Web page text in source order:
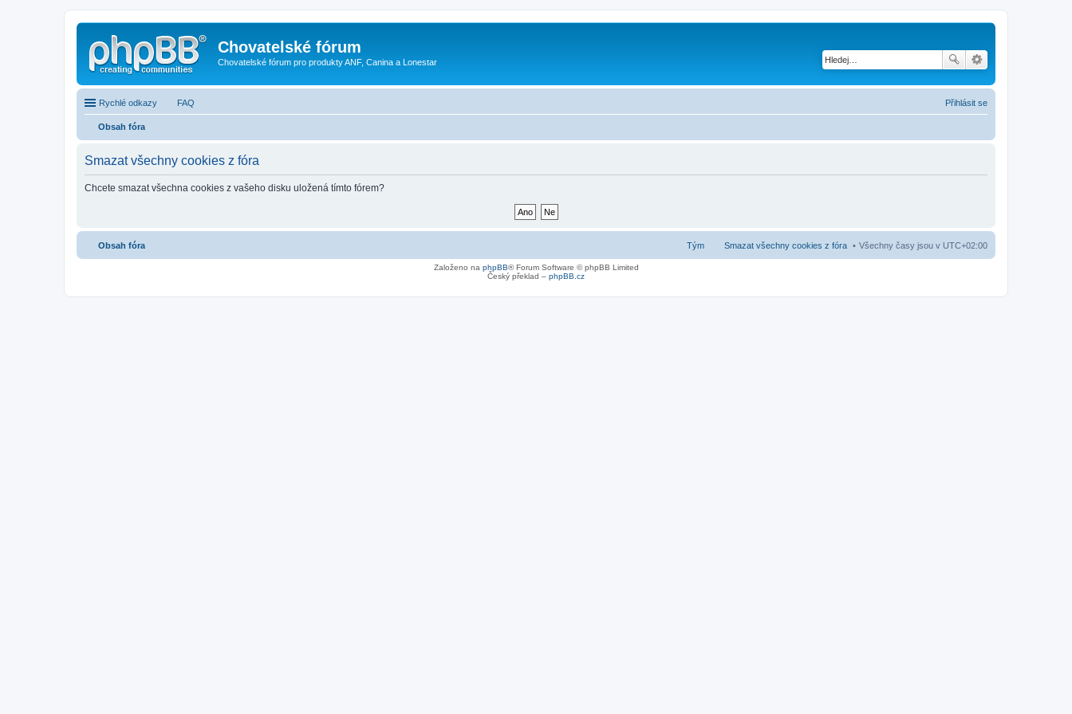
Chovatelské fórum
Chovatelské fórum pro produkty ANF, Canina a Lonestar
Rychlé odkazy FAQ Přihlásit se
Obsah fóra
Smazat všechny cookies z fóra
Chcete smazat všechna cookies z vašeho disku uložená tímto fórem?
Obsah fóra Všechny časy jsou v UTC+02:00
Smazat všechny cookies z fóra
Tým
Založeno na phpBB® Forum Software © phpBB Limited
Český překlad – phpBB.cz